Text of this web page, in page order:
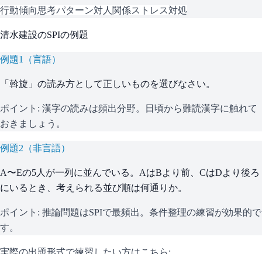
行動傾向思考パターン対人関係ストレス対処
清水建設のSPIの例題
例題1 （言語）
「斡旋」の読み方として正しいものを選びなさい。
ポイント: 漢字の読みは頻出分野。日頃から難読漢字に触れて
おきましょう。
例題2 （非言語）
A〜Eの5人が一列に並んでいる。AはBより前、CはDより後ろ
にいるとき、考えられる並び順は何通りか。
ポイント: 推論問題はSPIで最頻出。条件整理の練習が効果的で
す。